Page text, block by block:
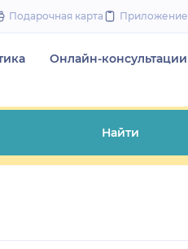
to
Подарочная карта Приложение
Онлайн-консультации
Найти